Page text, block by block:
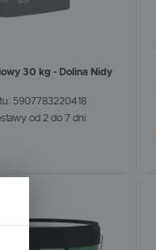
30 kg - Dolina Nidy
5907783220418
od 2 do 7 dni